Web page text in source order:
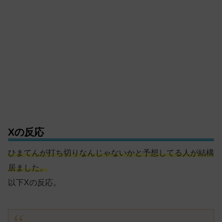
Xの反応
ひまてんが打ち切りなんじゃないかと予想してる人が結構
居ました。
以下Xの反応。